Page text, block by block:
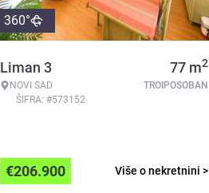
360°
Liman 3
NOVI SAD
ŠIFRA: #573152
77 m2
TROIPOSOBAN
Više o nekretnini >
€206.900